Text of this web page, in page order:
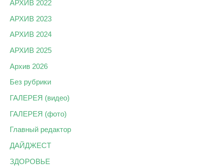
АРХИВ 2022
АРХИВ 2023
АРХИВ 2024
АРХИВ 2025
Архив 2026
Без рубрики
ГАЛЕРЕЯ (видео)
ГАЛЕРЕЯ (фото)
Главный редактор
ДАЙДЖЕСТ
ЗДОРОВЬЕ